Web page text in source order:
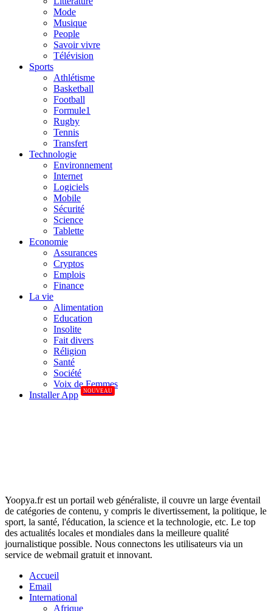
Mode
Musique
People
Savoir vivre
Télévision
Sports
Athlétisme
Basketball
Football
Formule1
Rugby
Tennis
Transfert
Technologie
Environnement
Internet
Logiciels
Mobile
Sécurité
Science
Tablette
Economie
Assurances
Cryptos
Emplois
Finance
La vie
Alimentation
Education
Insolite
Fait divers
Réligion
Santé
Société
Voix de Femmes
Installer App
NOUVEAU
Yoopya.fr est un portail web généraliste, il couvre un large éventail
de catégories de contenu, y compris le divertissement, la politique, le
sport, la santé, l'éducation, la science et la technologie, etc. Le top
des actualités locales et mondiales dans la meilleure qualité
journalistique possible. Nous connectons les utilisateurs via un
service de webmail gratuit et innovant.
Accueil
Email
International
Afrique